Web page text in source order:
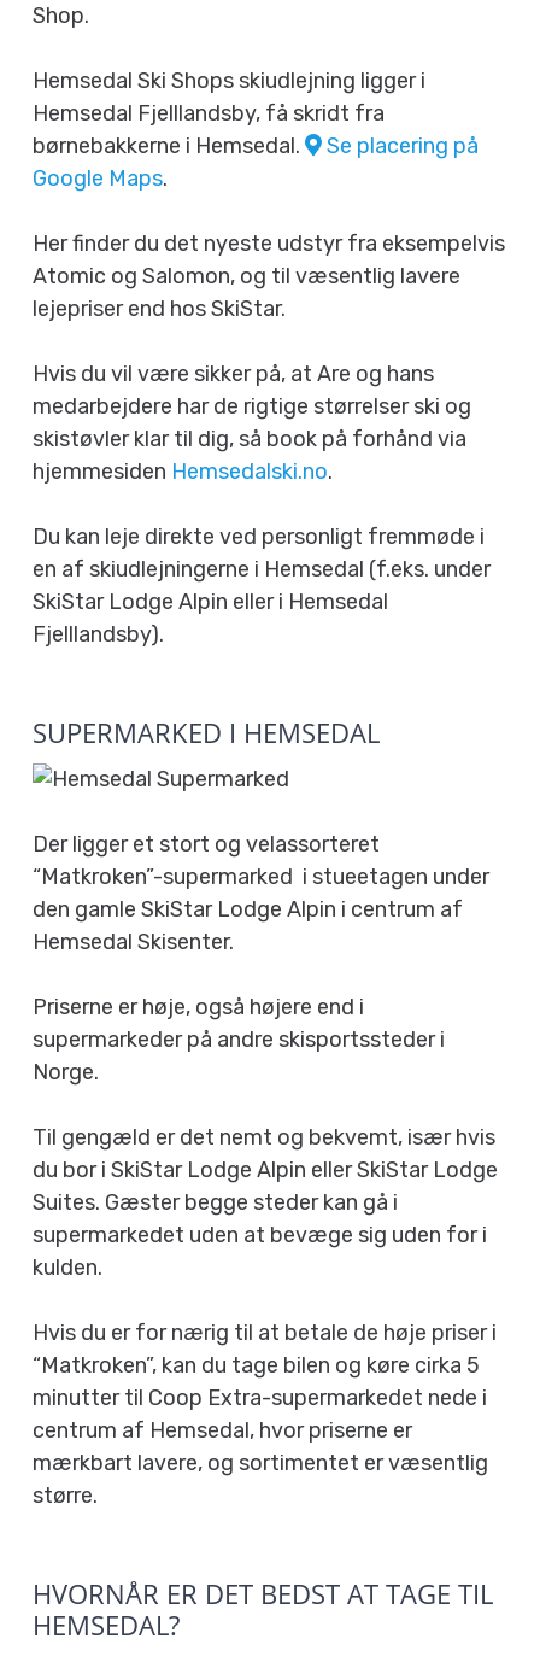
Shop.
Hemsedal Ski Shops skiudlejning ligger i
Hemsedal Fjelllandsby, få skridt fra
børnebakkerne i Hemsedal.
Se placering på
Google Maps.
Her finder du det nyeste udstyr fra eksempelvis
Atomic og Salomon, og til væsentlig lavere
lejepriser end hos SkiStar.
Hvis du vil være sikker på, at Are og hans
medarbejdere har de rigtige størrelser ski og
skistøvler klar til dig, så book på forhånd via
hjemmesiden Hemsedalski.no.
Du kan leje direkte ved personligt fremmøde i
en af skiudlejningerne i Hemsedal (f.eks. under
SkiStar Lodge Alpin eller i Hemsedal
Fjelllandsby).
SUPERMARKED I HEMSEDAL
Der ligger et stort og velassorteret
“Matkroken”-supermarked i stueetagen under
den gamle SkiStar Lodge Alpin i centrum af
Hemsedal Skisenter.
Priserne er høje, også højere end i
supermarkeder på andre skisportssteder i
Norge.
Til gengæld er det nemt og bekvemt, især hvis
du bor i SkiStar Lodge Alpin eller SkiStar Lodge
Suites. Gæster begge steder kan gå i
supermarkedet uden at bevæge sig uden for i
kulden.
Hvis du er for nærig til at betale de høje priser i
“Matkroken”, kan du tage bilen og køre cirka 5
minutter til Coop Extra-supermarkedet nede i
centrum af Hemsedal, hvor priserne er
mærkbart lavere, og sortimentet er væsentlig
større.
HVORNÅR ER DET BEDST AT TAGE TIL
HEMSEDAL?